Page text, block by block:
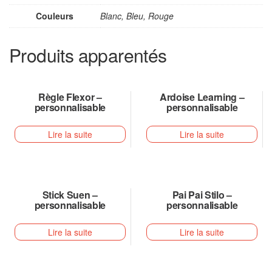
Couleurs Blanc, Bleu, Rouge
Produits apparentés
Règle Flexor –
personnalisable
Lire la suite
Ardoise Learning –
personnalisable
Lire la suite
Stick Suen –
personnalisable
Lire la suite
Pai Pai Stilo –
personnalisable
Lire la suite